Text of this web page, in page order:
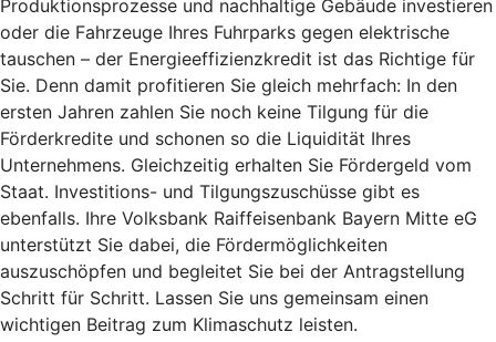
Produktionsprozesse und nachhaltige Gebäude investieren
oder die Fahrzeuge Ihres Fuhrparks gegen elektrische
tauschen – der Energieeffizienzkredit ist das Richtige für
Sie. Denn damit profitieren Sie gleich mehrfach: In den
ersten Jahren zahlen Sie noch keine Tilgung für die
Förderkredite und schonen so die Liquidität Ihres
Unternehmens. Gleichzeitig erhalten Sie Fördergeld vom
Staat. Investitions- und Tilgungszuschüsse gibt es
ebenfalls. Ihre Volksbank Raiffeisenbank Bayern Mitte eG
unterstützt Sie dabei, die Fördermöglichkeiten
auszuschöpfen und begleitet Sie bei der Antragstellung
Schritt für Schritt. Lassen Sie uns gemeinsam einen
wichtigen Beitrag zum Klimaschutz leisten.